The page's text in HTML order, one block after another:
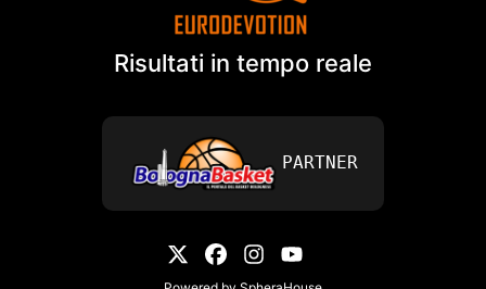
Risultati in tempo reale
PARTNER